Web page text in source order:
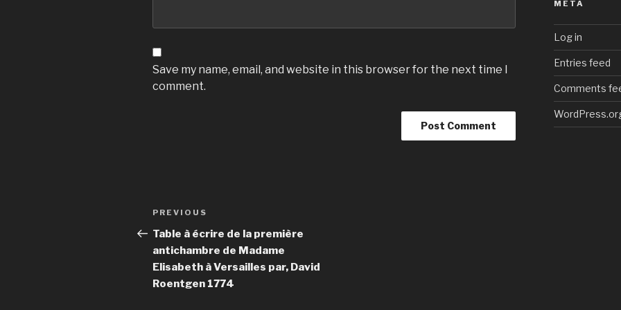
Save my name, email, and website in this browser for the next time I
comment.
Post
navigation
Previous
Post
PREVIOUS
Table à écrire de la première
antichambre de Madame
Elisabeth à Versailles par, David
Roentgen 1774
META
Log in
Entries feed
Comments